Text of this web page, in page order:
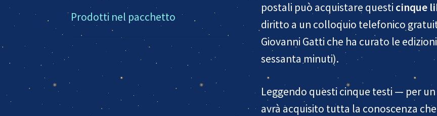
Prodotti nel pacchetto
postali può acquistare questi cinque
diritto a un colloquio telefonico
Giovanni Gatti che ha curato le
sessanta minuti).
Leggendo questi cinque testi — per
avrà acquisito tutta la conoscenza